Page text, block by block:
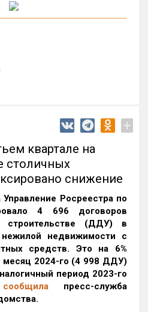
+
квартале на
столичных
снижение
Росреестра по
4 696 договоров
строительстве (ДДУ) в
недвижимости с
средств. Это на 6%
2024-го (4 998 ДДУ)
период 2023-го
сообщила пресс-служба